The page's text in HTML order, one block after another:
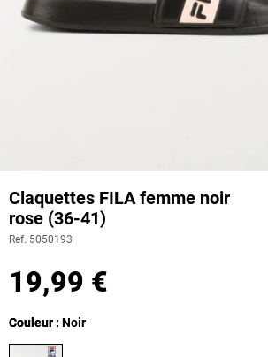
Claquettes FILA femme noir
rose (36-41)
Ref. 5050193
19,99 €
Couleur
Couleur : Noir